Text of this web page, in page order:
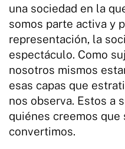
una sociedad en la
somos parte activa y
representación, la
espectáculo. Como
nosotros mismos
esas capas que
nos observa. Estos a
quiénes creemos que
convertimos.